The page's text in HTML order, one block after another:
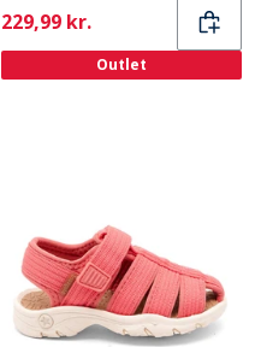
Current
229,99 kr.
Outlet